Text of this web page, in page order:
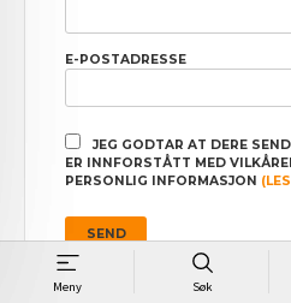
Meny Søk
TALL TIL
Pris
25,00
E-POSTADRESSE
JEG GODTAR AT DERE
ER INNFORSTÅTT MED
PERSONLIG INFORMASJON